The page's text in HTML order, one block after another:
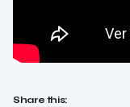
Share this: